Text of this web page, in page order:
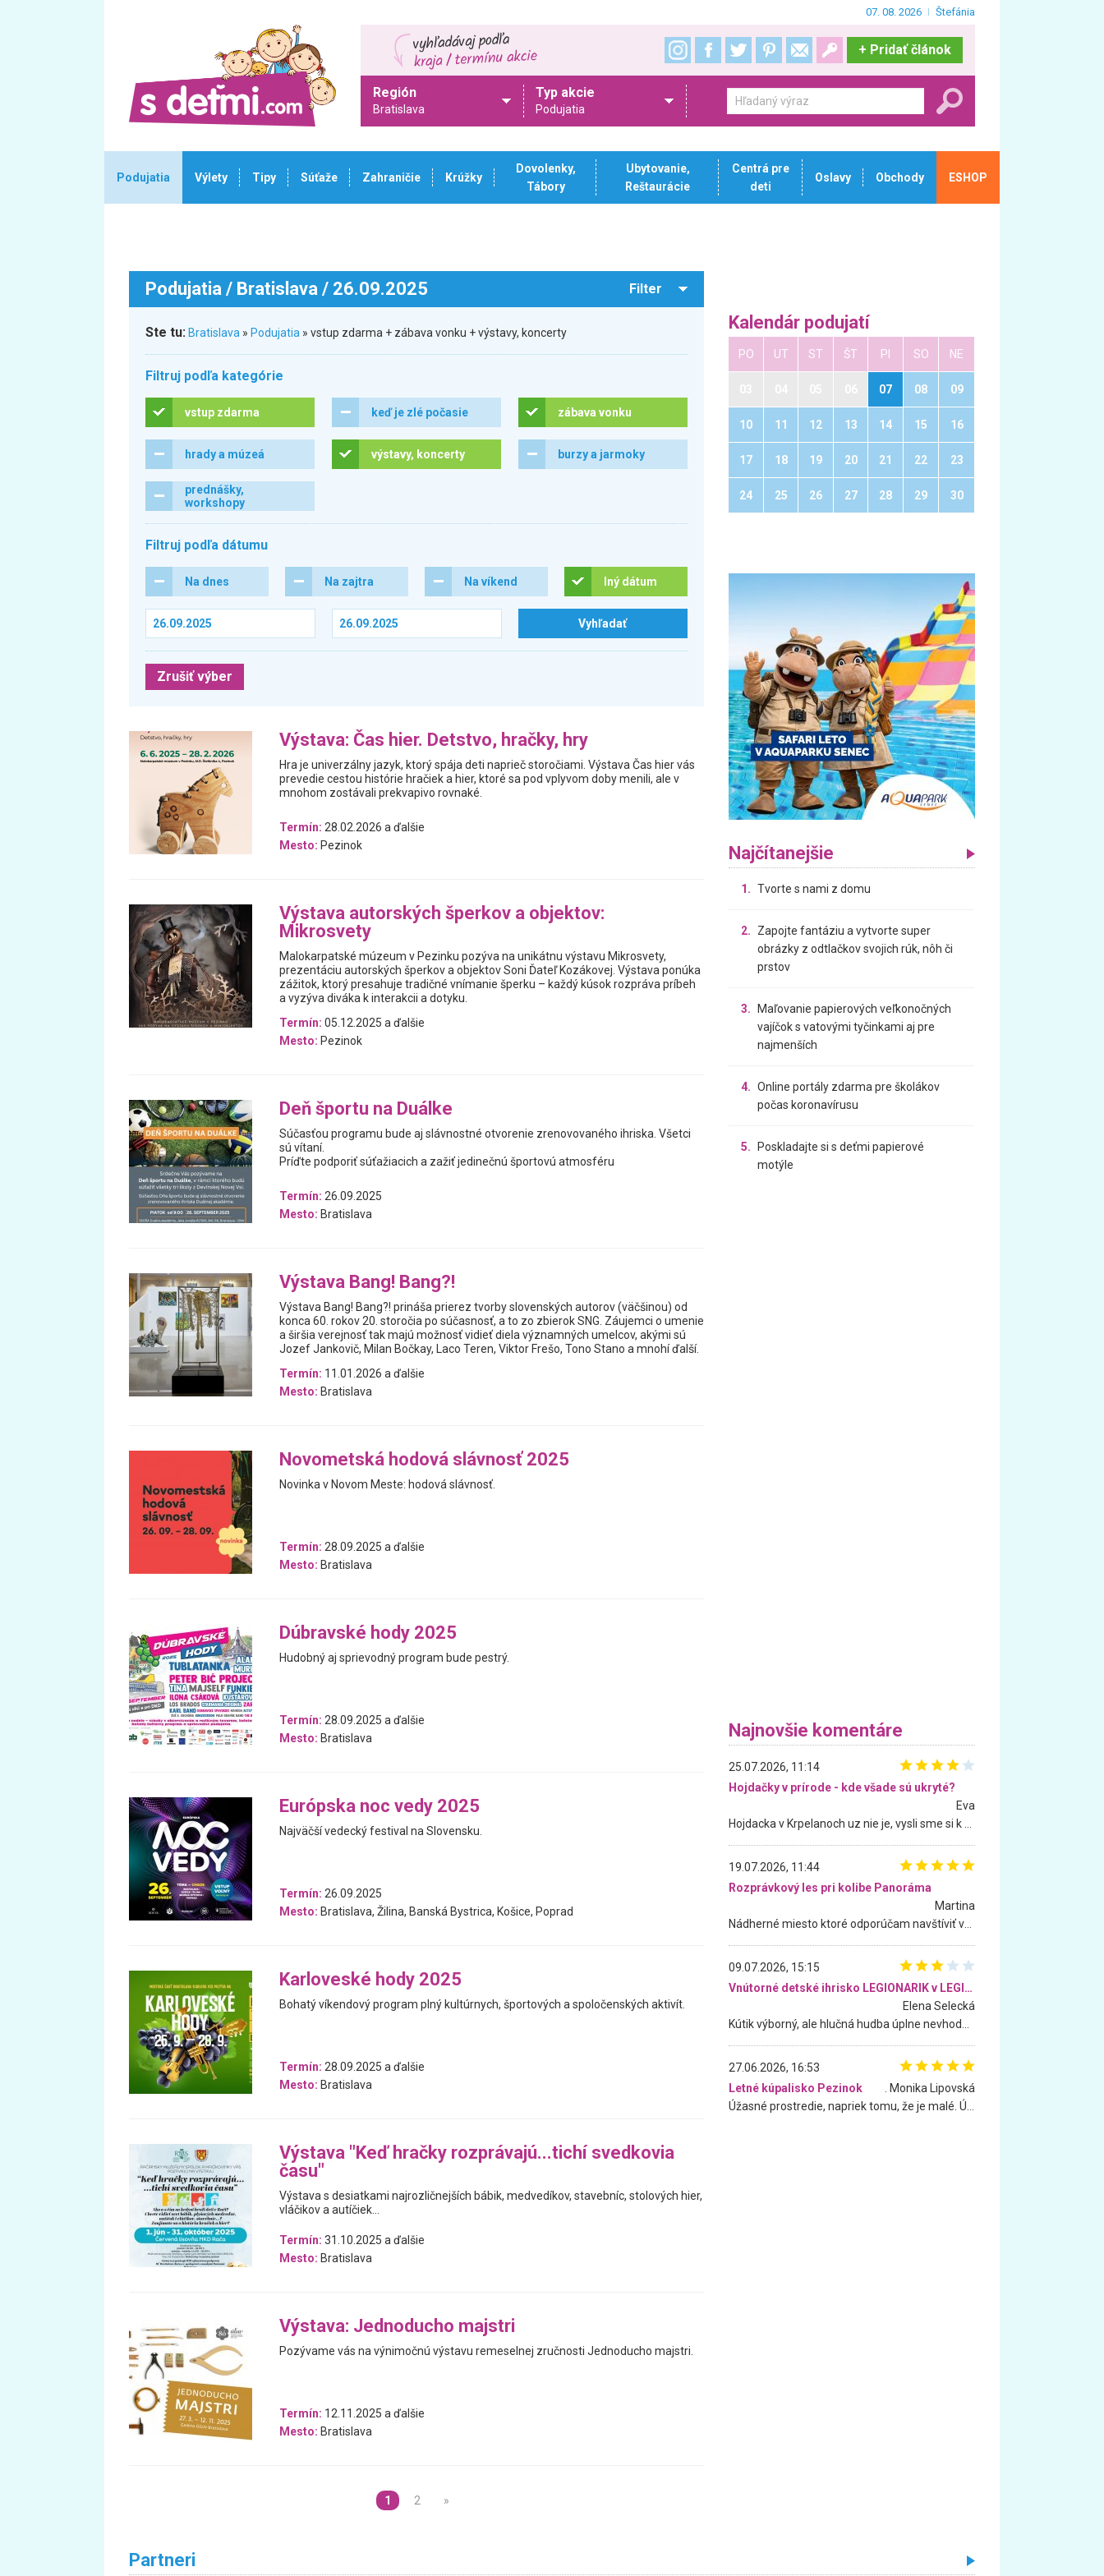
07. 08. 2026 Štefánia
+ Pridať článok
Región
Bratislava
Typ akcie
Podujatia
Podujatia Výlety Tipy Súťaže Zahraničie Krúžky
Dovolenky,
Tábory
Ubytovanie,
Reštaurácie
Centrá pre
deti
Oslavy Obchody ESHOP
Podujatia / Bratislava / 26.09.2025 Filter
Ste tu: Bratislava » Podujatia » vstup zdarma + zábava vonku + výstavy, koncerty
Filtruj podľa kategórie
vstup zdarma keď je zlé počasie zábava vonku
hrady a múzeá výstavy, koncerty burzy a jarmoky
prednášky,
workshopy
Filtruj podľa dátumu
Na dnes Na zajtra Na víkend Iný dátum
Zrušiť výber
Výstava: Čas hier. Detstvo, hračky, hry
Hra je univerzálny jazyk, ktorý spája deti naprieč storočiami. Výstava Čas hier vás
prevedie cestou histórie hračiek a hier, ktoré sa pod vplyvom doby menili, ale v
mnohom zostávali prekvapivo rovnaké.
Termín: 28.02.2026 a ďalšie
Mesto: Pezinok
Výstava autorských šperkov a objektov:
Mikrosvety
Malokarpatské múzeum v Pezinku pozýva na unikátnu výstavu Mikrosvety,
prezentáciu autorských šperkov a objektov Soni Ďateľ Kozákovej. Výstava ponúka
zážitok, ktorý presahuje tradičné vnímanie šperku – každý kúsok rozpráva príbeh
a vyzýva diváka k interakcii a dotyku.
Termín: 05.12.2025 a ďalšie
Mesto: Pezinok
Deň športu na Duálke
Súčasťou programu bude aj slávnostné otvorenie zrenovovaného ihriska. Všetci
sú vítaní.
Príďte podporiť súťažiacich a zažiť jedinečnú športovú atmosféru
Termín: 26.09.2025
Mesto: Bratislava
Výstava Bang! Bang?!
Výstava Bang! Bang?! prináša prierez tvorby slovenských autorov (väčšinou) od
konca 60. rokov 20. storočia po súčasnosť, a to zo zbierok SNG. Záujemci o umenie
a širšia verejnosť tak majú možnosť vidieť diela významných umelcov, akými sú
Jozef Jankovič, Milan Bočkay, Laco Teren, Viktor Frešo, Tono Stano a mnohí ďalší.
Termín: 11.01.2026 a ďalšie
Mesto: Bratislava
Novometská hodová slávnosť 2025
Novinka v Novom Meste: hodová slávnosť.
Termín: 28.09.2025 a ďalšie
Mesto: Bratislava
Dúbravské hody 2025
Hudobný aj sprievodný program bude pestrý.
Termín: 28.09.2025 a ďalšie
Mesto: Bratislava
Európska noc vedy 2025
Najväčší vedecký festival na Slovensku.
Termín: 26.09.2025
Mesto: Bratislava, Žilina, Banská Bystrica, Košice, Poprad
Karloveské hody 2025
Bohatý víkendový program plný kultúrnych, športových a spoločenských aktivít.
Termín: 28.09.2025 a ďalšie
Mesto: Bratislava
Výstava "Keď hračky rozprávajú...tichí svedkovia
času"
Výstava s desiatkami najrozličnejších bábik, medvedíkov, stavebníc, stolových hier,
vláčikov a autíčiek...
Termín: 31.10.2025 a ďalšie
Mesto: Bratislava
Výstava: Jednoducho majstri
Pozývame vás na výnimočnú výstavu remeselnej zručnosti Jednoducho majstri.
Termín: 12.11.2025 a ďalšie
Mesto: Bratislava
1 2 »
Kalendár podujatí
PO UT ST ŠT PI SO NE
07 08 09
10 11 12 13 14 15 16
17 18 19 20 21 22 23
24 25 26 27 28 29 30
Najčítanejšie
1. Tvorte s nami z domu
2.
Zapojte fantáziu a vytvorte super
obrázky z odtlačkov svojich rúk, nôh či
prstov
3.
Maľovanie papierových veľkonočných
vajíčok s vatovými tyčinkami aj pre
najmenších
4. Online portály zdarma pre školákov
počas koronavírusu
5.
Poskladajte si s deťmi papierové
motýle
Najnovšie komentáre
25.07.2026, 11:14
Hojdačky v prírode - kde všade sú ukryté?
Eva
19.07.2026, 11:44
Rozprávkový les pri kolibe Panoráma
Martina
09.07.2026, 15:15
Vnútorné detské ihrisko LEGIONARIK v LEGIA Fitness
Elena Selecká
27.06.2026, 16:53
Letné kúpalisko Pezinok
. Monika Lipovská
Partneri